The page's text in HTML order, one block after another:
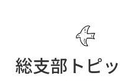
総支部トピ